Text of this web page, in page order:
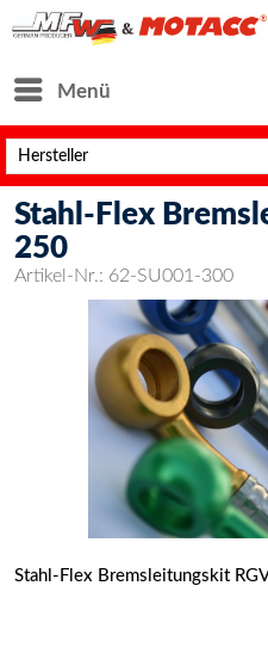
Menü
Stahl-Flex
250
Artikel-Nr.: 62-SU001-300
Stahl-Flex Bremsleitungskit